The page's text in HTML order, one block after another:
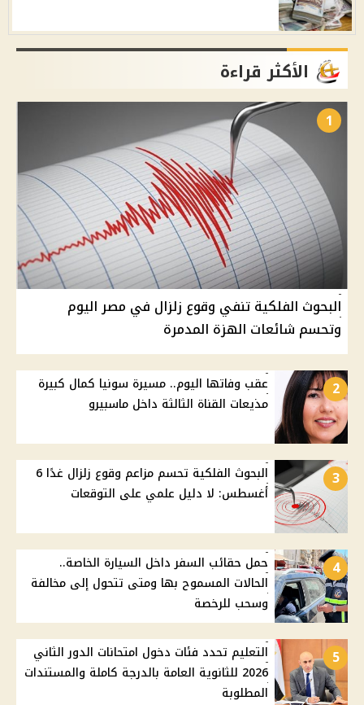
الأكثر قراءة
1
البحوث الفلكية تنفي وقوع زلزال في مصر اليوم
وتحسم شائعات الهزة المدمرة
2
عقب وفاتها اليوم.. مسيرة سونيا كمال كبيرة
مذيعات القناة الثالثة داخل ماسبيرو
3
البحوث الفلكية تحسم مزاعم وقوع زلزال غدًا 6
أغسطس: لا دليل علمي على التوقعات
4
حمل حقائب السفر داخل السيارة الخاصة..
الحالات المسموح بها ومتى تتحول إلى مخالفة
وسحب للرخصة
5
التعليم تحدد فئات دخول امتحانات الدور الثاني
2026 للثانوية العامة بالدرجة كاملة والمستندات
المطلوبة